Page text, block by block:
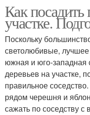
Как посадить
участке.
Поскольку
светолюбивые,
южная и юго-западная
деревьев на участке,
правильное
рядом черешня и
сажать по соседству